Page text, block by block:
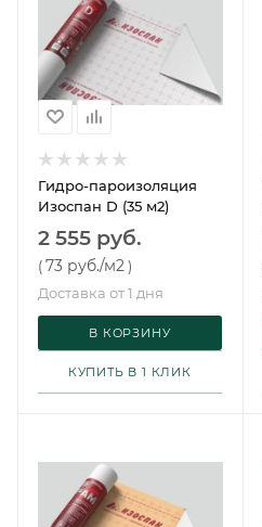
Гидро-пароизоляция
Изоспан D (35 м2)
2 555 руб.
(73 руб./м2 )
Доставка от 1 дня
В КОРЗИНУ
КУПИТЬ В 1 КЛИК